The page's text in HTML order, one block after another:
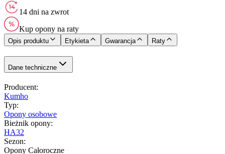
14 dni na zwrot
Kup opony na raty
Opis produktu Etykieta Gwarancja Raty
Dane techniczne
Producent:
Kumho
Typ:
Opony osobowe
Bieżnik opony:
HA32
Sezon:
Opony Całoroczne